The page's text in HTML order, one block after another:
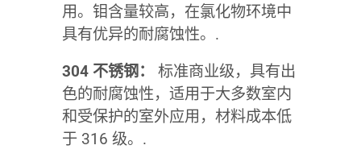
用。钼含量较高，在氯化物环境中
具有优异的耐腐蚀性。.
304 不锈钢：
标准商业级，具有出
色的耐腐蚀性，适用于大多数室内
和受保护的室外应用，材料成本低
于 316 级。.